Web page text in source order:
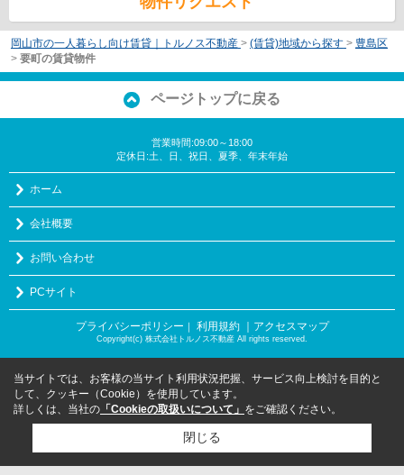
岡山市の一人暮らし向け賃貸｜トルノス不動産 > (賃貸)地域から探す > 豊島区
> 要町の賃貸物件
ページトップに戻る
営業時間:09:00～18:00
定休日:土、日、祝日、夏季、年末年始
ホーム
会社概要
お問い合わせ
PCサイト
プライバシーポリシー ｜ 利用規約 ｜アクセスマップ
Copyright(c) 株式会社トルノス不動産 All rights reserved.
当サイトでは、お客様の当サイト利用状況把握、サービス向上検討を目的と
して、クッキー（Cookie）を使用しています。
詳しくは、当社の 「Cookieの取扱いについて」 をご確認ください。
閉じる